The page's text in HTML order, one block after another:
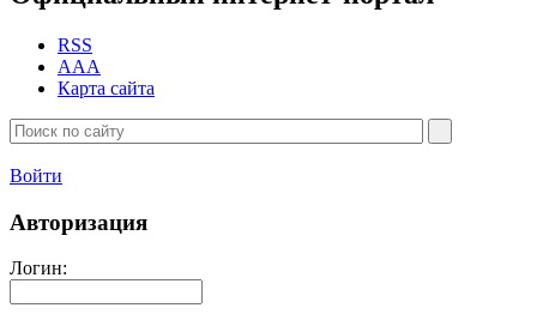
RSS
AAA
Карта сайта
Войти
Авторизация
Логин: